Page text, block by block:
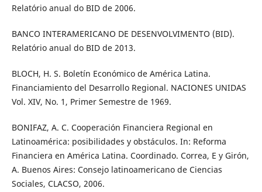
Relatório anual do BID de 2006.
BANCO INTERAMERICANO DE DESENVOLVIMENTO (BID).
Relatório anual do BID de 2013.
BLOCH, H. S. Boletín Económico de América Latina.
Financiamiento del Desarrollo Regional. NACIONES UNIDAS
Vol. XIV, No. 1, Primer Semestre de 1969.
BONIFAZ, A. C. Cooperación Financiera Regional en
Latinoamérica: posibilidades y obstáculos. In: Reforma
Financiera en América Latina. Coordinado. Correa, E y Girón,
A. Buenos Aires: Consejo latinoamericano de Ciencias
Sociales, CLACSO, 2006.